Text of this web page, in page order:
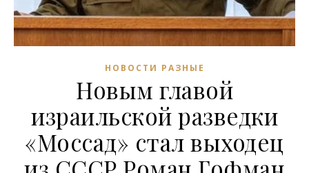
НОВОСТИ РАЗНЫЕ
Новым главой
израильской разведки
«Моссад» стал выходец